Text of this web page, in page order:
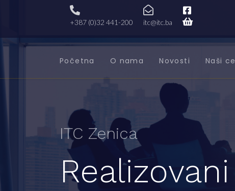
+387 (0)32 441-200 itc@itc.ba
Početna O nama Novosti Naši
ITC Zenica